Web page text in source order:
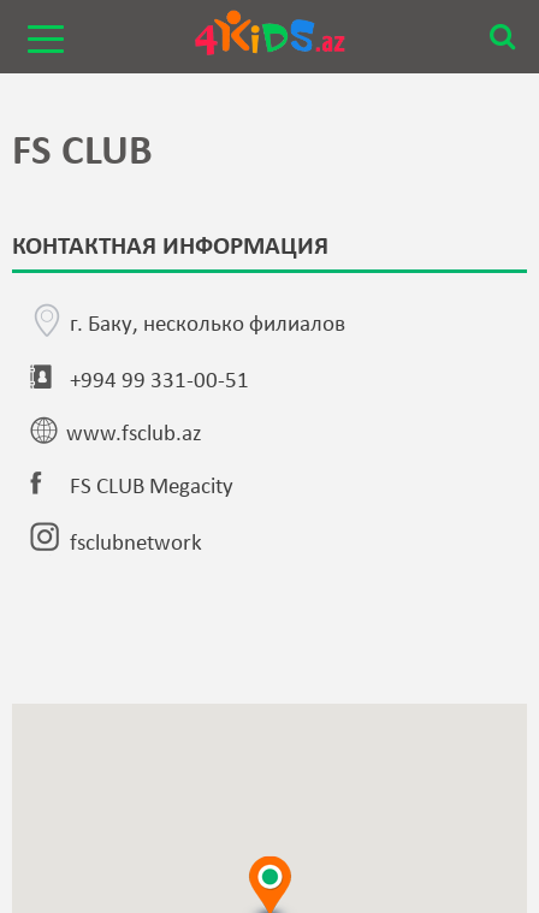
FS CLUB
КОНТАКТНАЯ ИНФОРМАЦИЯ
г. Баку, несколько филиалов
+994 99 331-00-51
www.fsclub.az
FS CLUB Megacity
fsclubnetwork